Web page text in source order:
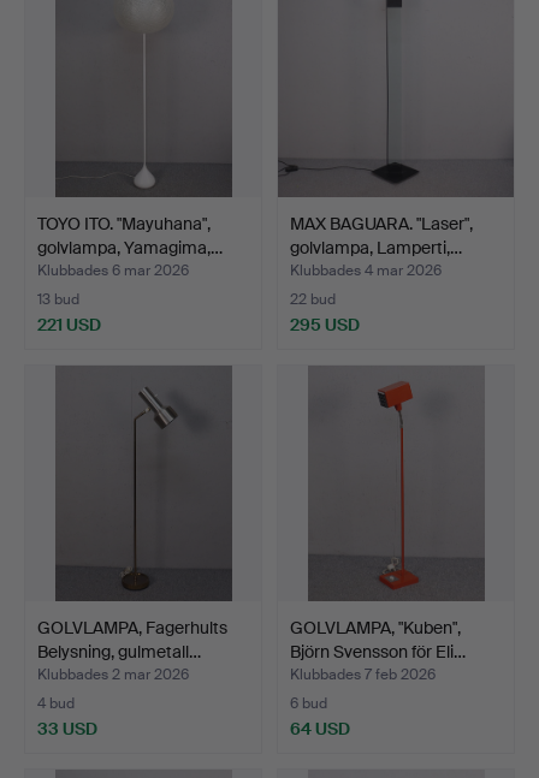
TOYO ITO. "Mayuhana",
golvlampa, Yamagima,…
Klubbades 6 mar 2026
13 bud
221 USD
MAX BAGUARA. "Laser",
golvlampa, Lamperti,…
Klubbades 4 mar 2026
22 bud
295 USD
GOLVLAMPA, Fagerhults
Belysning, gulmetall…
Klubbades 2 mar 2026
4 bud
33 USD
GOLVLAMPA, "Kuben",
Björn Svensson för Eli…
Klubbades 7 feb 2026
6 bud
64 USD